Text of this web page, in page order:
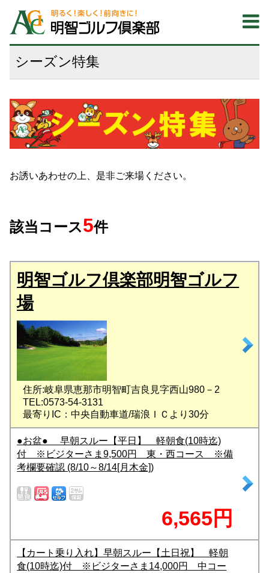
シーズン特集
お誘いあわせの上、是非ご来場ください。
該当コース5件
明智ゴルフ倶楽部明智ゴルフ
場
住所:岐阜県恵那市明智町吉良見字西山980－2
TEL:0573-54-3131
最寄りIC：中央自動車道/瑞浪ＩＣより30分
●お盆● 早朝スルー【平日】 軽朝食(10時迄)
付 ※ビジターさま9,500円 東・西コース ※備
考欄要確認 (8/10～8/14[月木金])
6,565円
【カート乗り入れ】早朝スルー【土日祝】 軽朝
食(10時迄)付 ※ビジターさま14,000円 中コー